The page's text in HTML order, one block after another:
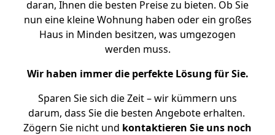
daran, Ihnen die besten Preise zu bieten. Ob Sie
nun eine kleine Wohnung haben oder ein großes
Haus in Minden besitzen, was umgezogen
werden muss.
Wir haben immer die perfekte Lösung für Sie.
Sparen Sie sich die Zeit – wir kümmern uns
darum, dass Sie die besten Angebote erhalten.
Zögern Sie nicht und kontaktieren Sie uns noch